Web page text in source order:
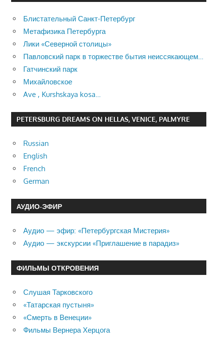
Блистательный Санкт-Петербург
Метафизика Петербурга
Лики «Северной столицы»
Павловский парк в торжестве бытия неиссякающем…
Гатчинский парк
Михайловское
Ave , Kurshskaya kosa…
PETERSBURG DREAMS ON HELLAS, VENICE, PALMYRE
Russian
English
French
German
АУДИО-ЭФИР
Аудио — эфир: «Петербургская Мистерия»
Аудио — экскурсии «Приглашение в парадиз»
ФИЛЬМЫ ОТКРОВЕНИЯ
Слушая Тарковского
«Татарская пустыня»
«Смерть в Венеции»
Фильмы Вернера Херцога